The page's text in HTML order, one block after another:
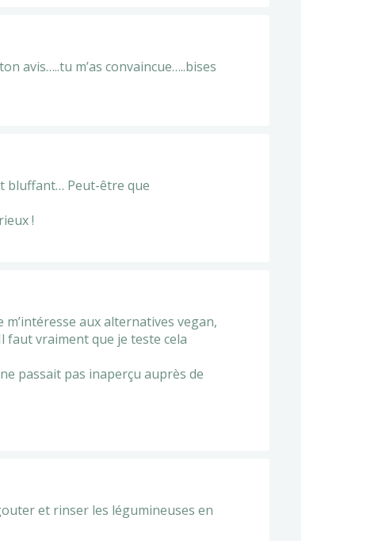
avis…..tu m’as convaincue…..bises
bluffant… Peut-être que
!
m’intéresse aux alternatives vegan,
faut vraiment que je teste cela
passait pas inaperçu auprès de
et rinser les légumineuses en